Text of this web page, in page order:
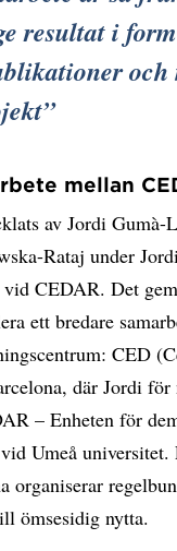
resultat i
och
mellan
av Jordi Gumà-
Rataj under
CEDAR. Det
ett bredare
CED
där Jordi för
– Enheten för
Umeå universitet.
organiserar
ömsesidig nytta.